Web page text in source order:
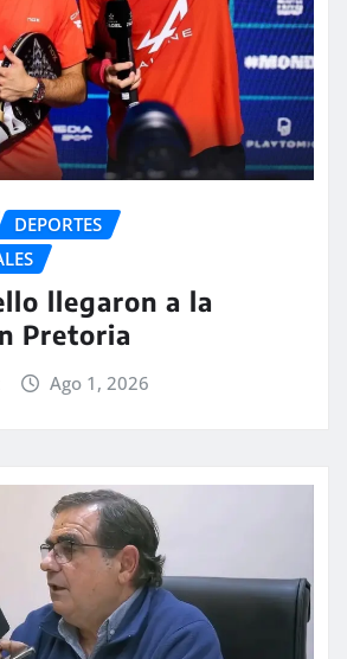
DEPORTES
llegaron a la
Pretoria
Ago 1, 2026